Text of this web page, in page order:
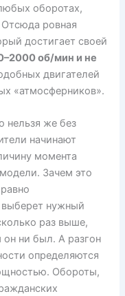
оборотах,
Отсюда ровная
достигает своей
об/мин и не
двигателей
«атмосферников».
нельзя же без
начинают
момента
Зачем это
выберет нужный
раз выше,
ни был. А разгон
определяются
Обороты,